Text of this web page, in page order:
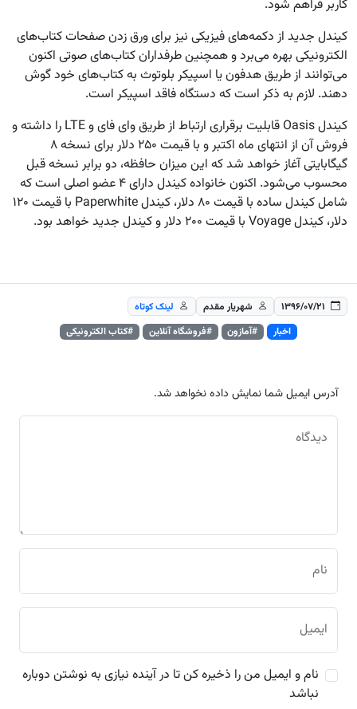
کاربر فراهم شود.
کیندل جدید از دکمه‌های فیزیکی نیز برای ورق زدن صفحات کتاب‌های
الکترونیکی بهره می‌برد و همچنین طرفداران کتاب‌های صوتی اکنون
می‌توانند از طریق هدفون یا اسپیکر بلوتوث به کتاب‌های خود گوش
دهند. لازم به ذکر است که دستگاه فاقد اسپیکر است.
کیندل Oasis قابلیت برقراری ارتباط از طریق وای فای و LTE را داشته و
فروش آن از انتهای ماه اکتبر و با قیمت ۲۵۰ دلار برای نسخه ۸
گیگابایتی آغاز خواهد شد که این میزان حافظه، دو برابر نسخه قبل
محسوب می‌شود. اکنون خانواده کیندل دارای ۴ عضو اصلی است که
شامل کیندل ساده با قیمت ۸۰ دلار، کیندل Paperwhite با قیمت ۱۲۰
دلار، کیندل Voyage با قیمت ۲۰۰ دلار و کیندل جدید خواهد بود.
۱۳۹۶/۰۷/۲۱ شهریار مقدم
لینک کوتاه
اخبار
#آمازون #فروشگاه آنلاین #کتاب‌ الکترونیکی
آدرس ایمیل شما نمایش داده نخواهد شد.
دیدگاه
نام
ایمیل
نام و ایمیل من را ذخیره کن تا در آینده نیازی به نوشتن دوباره
نباشد